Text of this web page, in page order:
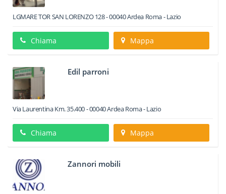
LGMARE TOR SAN LORENZO 128-00040Ardea Roma -Lazio
Chiama Mappa
Edil parroni
Via Laurentina Km. 35.400-00040ArdeaRoma -Lazio
Chiama Mappa
Zannori mobili